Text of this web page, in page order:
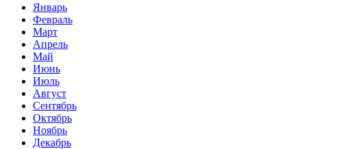
Январь
Февраль
Март
Апрель
Май
Июнь
Июль
Август
Сентябрь
Октябрь
Ноябрь
Декабрь